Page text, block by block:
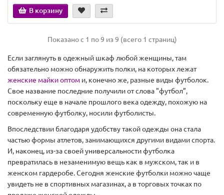
В корзину
Показано с 1 по 9 из 9 (всего 1 страниц)
Если заглянуть в одежный шкаф любой женщины, там
обязательно можно обнаружить полки, на которых лежат
женские майки оптом и, конечно же, разные виды футболок.
Свое название последние получили от слова "футбол”,
поскольку еще в начале прошлого века одежду, похожую на
современную футболку, носили футболисты.
Впоследствии благодаря удобству такой одежды она стала
частью формы атлетов, занимающихся другими видами спорта.
И, наконец, из-за своей универсальности футболка
превратилась в незаменимую вещь как в мужском, так и в
женском гардеробе. Сегодня женские футболки можно чаще
увидеть не в спортивных магазинах, а в торговых точках по